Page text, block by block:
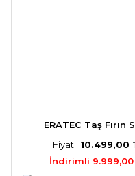
ERATEC Taş Fırın
Fiyat : 10.499,00
İndirimli 9.999,00